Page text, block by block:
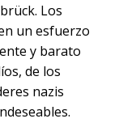
Los
un esfuerzo
y barato
de los
nazis